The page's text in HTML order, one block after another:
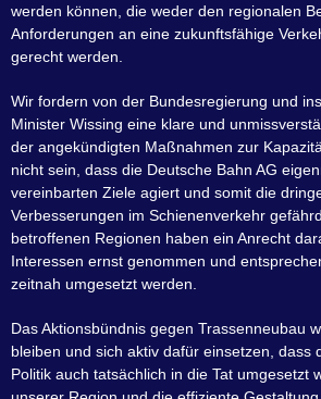
werden können, die weder den regionalen
Anforderungen an eine zukunftsfähige
gerecht werden.
Wir fordern von der Bundesregierung und
Minister Wissing eine klare und
der angekündigten Maßnahmen zur
nicht sein, dass die Deutsche Bahn AG
vereinbarten Ziele agiert und somit die
Verbesserungen im Schienenverkehr
betroffenen Regionen haben ein Anrecht
Interessen ernst genommen und
zeitnah umgesetzt werden.
Das Aktionsbündnis gegen Trassenneubau
bleiben und sich aktiv dafür einsetzen, dass
Politik auch tatsächlich in die Tat umgesetzt